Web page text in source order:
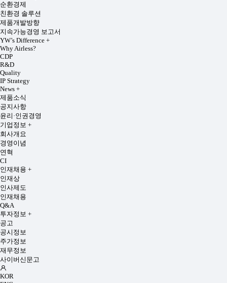
순환경제
친환경 솔루션
제품개발방향
지속가능경영 보고서
YW’s Difference +
Why Airless?
CDP
R&D
Quality
IP Strategy
News +
제품소식
공지사항
윤리·인권경영
기업정보 +
회사개요
경영이념
연혁
CI
인재채용 +
인재상
인사제도
인재채용
Q&A
투자정보 +
공고
공시정보
주가정보
재무정보
사이버신문고
KOR